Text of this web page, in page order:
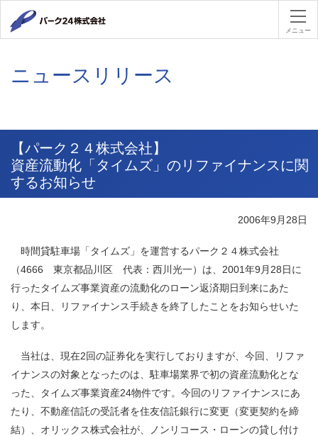
パーク２
メニュー
ニュースリリース
【パーク２４株式会社】
資産流動化「タイムズ」のリファイナンスに関
するお知らせ
2006年9月28日
時間貸駐車場「タイムズ」を運営するパーク２４株式会社
（4666 東京都品川区 代表：西川光一）は、2001年9月28日に
行ったタイムズ事業資産の流動化のローン返済期日到来にあた
り、本日、リファイナンス手続きを終了したことをお知らせいた
します。
当社は、現在2回の証券化を実行しておりますが、今回、リファ
イナンスの対象となったのは、駐車場業界で初の資産流動化とな
った、タイムズ事業資産24物件です。今回のリファイナンスにあ
たり、不動産信託の受託者を住友信託銀行に変更（変更契約を締
結）、オリックス株式会社が、ノンリコース・ローンの貸し付け